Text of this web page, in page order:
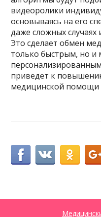
видеоролики
основываясь на его
даже сложных случаях
Это сделает обмен
только быстрым, но и
приведет к
медицинской помощи